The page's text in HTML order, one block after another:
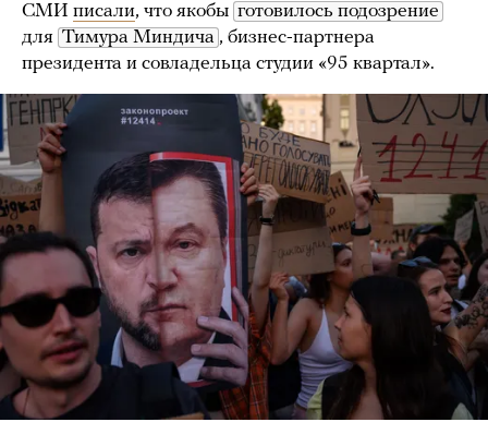
СМИ писали, что якобы готовилось подозрение
для Тимура Миндича , бизнес-партнера
президента и совладельца студии «95 квартал».